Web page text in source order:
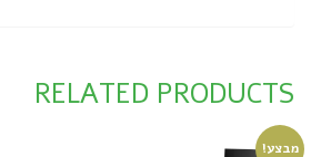
RELATED PRODUCTS
מבצע!